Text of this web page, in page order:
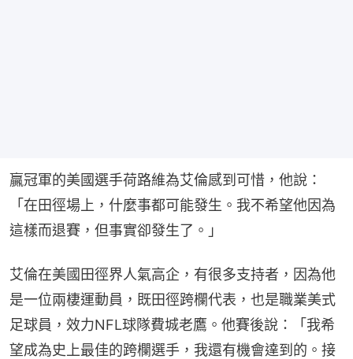
贏冠軍的美國選手荷路維為艾倫感到可惜，他說：
「在田徑場上，什麼事都可能發生。我不希望他因為
這樣而退賽，但事實卻發生了。」
艾倫在美國田徑界人氣高企，有很多支持者，因為他
是一位兩棲運動員，既田徑跨欄代表，也是職業美式
足球員，效力NFL球隊費城老鷹。他賽後說：「我希
望成為史上最佳的跨欄選手，我還有機會達到的。接